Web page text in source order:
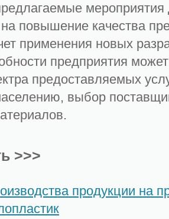
повышение качества
применения новых
предприятия
предоставляемых
выбор
>>>
продукции на